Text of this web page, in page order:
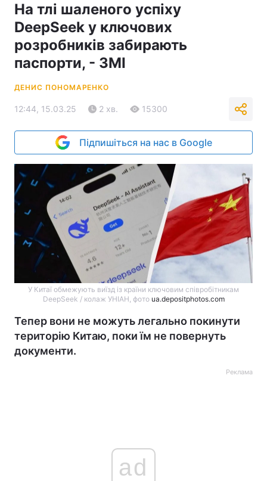
На тлі шаленого успіху
DeepSeek у ключових
розробників забирають
паспорти, - ЗМІ
ДЕНИС ПОНОМАРЕНКО
12:44, 15.03.25 2 хв. 15300
Підпишіться на нас в Google
У Китаї обмежують виїзд із країни ключовим співробітникам
DeepSeek / колаж УНІАН, фото ua.depositphotos.com
Тепер вони не можуть легально покинути
територію Китаю, поки їм не повернуть
документи.
Реклама
ad